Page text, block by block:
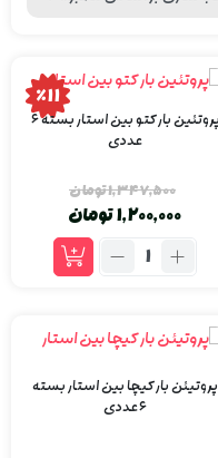
٪11
پروتئین بار کتو بین استار بسته ۶
عددی
1,347,500تومان
1,200,000تومان
پروتیئن بار کیچا بین استار بسته
۶عددی